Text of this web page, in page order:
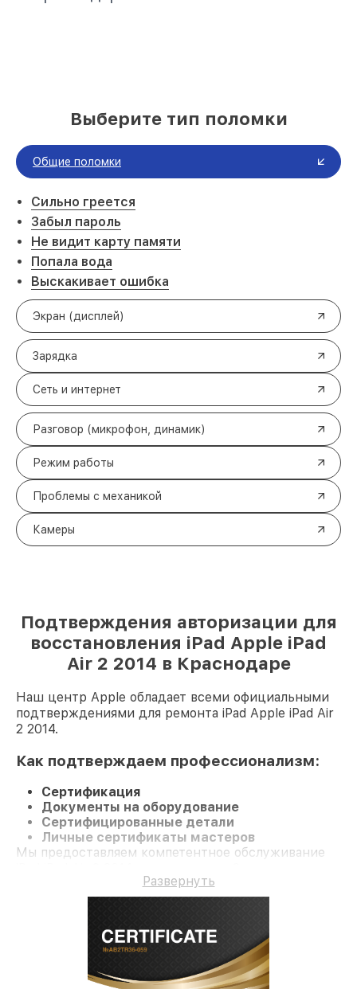
Выберите тип поломки
Общие поломки
Сильно греется
Забыл пароль
Не видит карту памяти
Попала вода
Выскакивает ошибка
Экран (дисплей)
Зарядка
Сеть и интернет
Разговор (микрофон, динамик)
Режим работы
Проблемы с механикой
Камеры
Подтверждения авторизации для
восстановления iPad Apple iPad
Air 2 2014 в Краснодаре
Наш центр Apple обладает всеми официальными
подтверждениями для ремонта iPad Apple iPad Air
2 2014.
Как подтверждаем профессионализм:
Сертификация
Документы на оборудование
Сертифицированные детали
Личные сертификаты мастеров
Мы предоставляем компетентное обслуживание
Развернуть